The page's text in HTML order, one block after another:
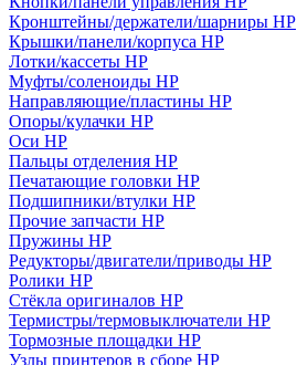
Кронштейны/держатели/шарниры HP
Крышки/панели/корпуса HP
Лотки/кассеты HP
Муфты/соленоиды HP
Направляющие/пластины HP
Опоры/кулачки HP
Оси HP
Пальцы отделения HP
Печатающие головки HP
Подшипники/втулки HP
Прочие запчасти HP
Пружины HP
Редукторы/двигатели/приводы HP
Ролики HP
Стёкла оригиналов HP
Термистры/термовыключатели HP
Тормозные площадки HP
Узлы принтеров в сборе HP